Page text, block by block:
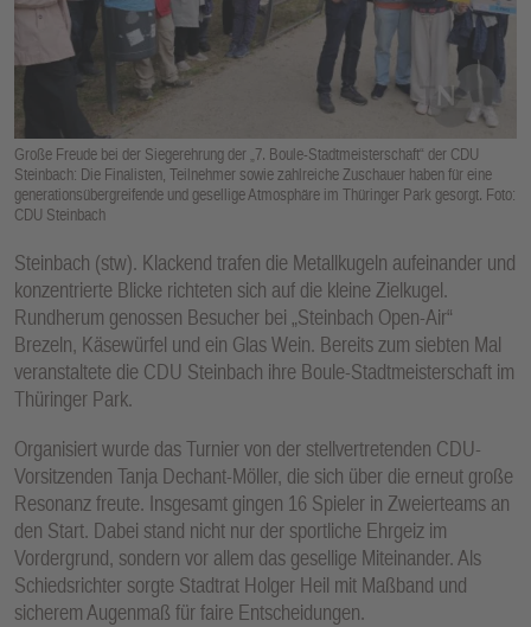
Große Freude bei der Siegerehrung der „7. Boule-Stadtmeisterschaft“ der CDU
Steinbach: Die Finalisten, Teilnehmer sowie zahlreiche Zuschauer haben für eine
generationsübergreifende und gesellige Atmosphäre im Thüringer Park gesorgt. Foto:
CDU Steinbach
Steinbach (stw). Klackend trafen die Metallkugeln aufeinander und
konzentrierte Blicke richteten sich auf die kleine Zielkugel.
Rundherum genossen Besucher bei „Steinbach Open-Air“
Brezeln, Käsewürfel und ein Glas Wein. Bereits zum siebten Mal
veranstaltete die CDU Steinbach ihre Boule-Stadtmeisterschaft im
Thüringer Park.
Organisiert wurde das Turnier von der stellvertretenden CDU-
Vorsitzenden Tanja Dechant-Möller, die sich über die erneut große
Resonanz freute. Insgesamt gingen 16 Spieler in Zweierteams an
den Start. Dabei stand nicht nur der sportliche Ehrgeiz im
Vordergrund, sondern vor allem das gesellige Miteinander. Als
Schiedsrichter sorgte Stadtrat Holger Heil mit Maßband und
sicherem Augenmaß für faire Entscheidungen.
E
N